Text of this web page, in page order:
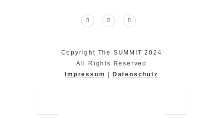
Copyright The SUMMIT 2024
All Rights Reserved
Impressum | Datenschutz